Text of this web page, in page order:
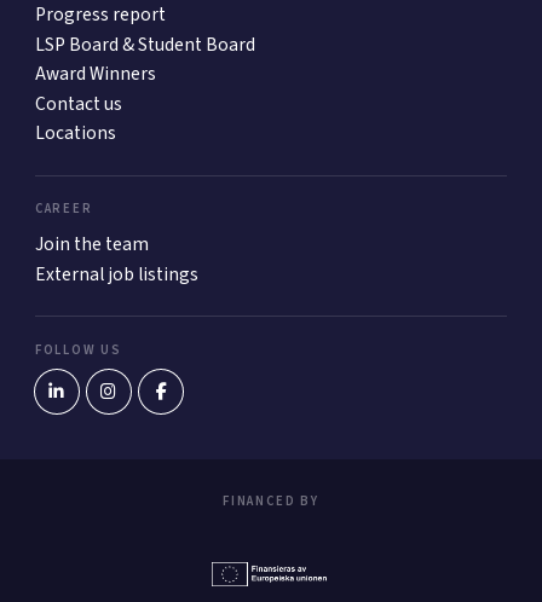
Progress report
LSP Board & Student Board
Award Winners
Contact us
Locations
CAREER
Join the team
External job listings
FOLLOW US
FINANCED BY